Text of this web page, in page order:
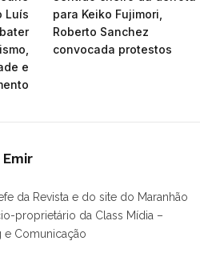
Luís
e
para Keiko Fujimori,
Roberto Sanchez
convocada protestos
da Revista e do site do Maranhão
proprietário da Class Mídia –
e Comunicação